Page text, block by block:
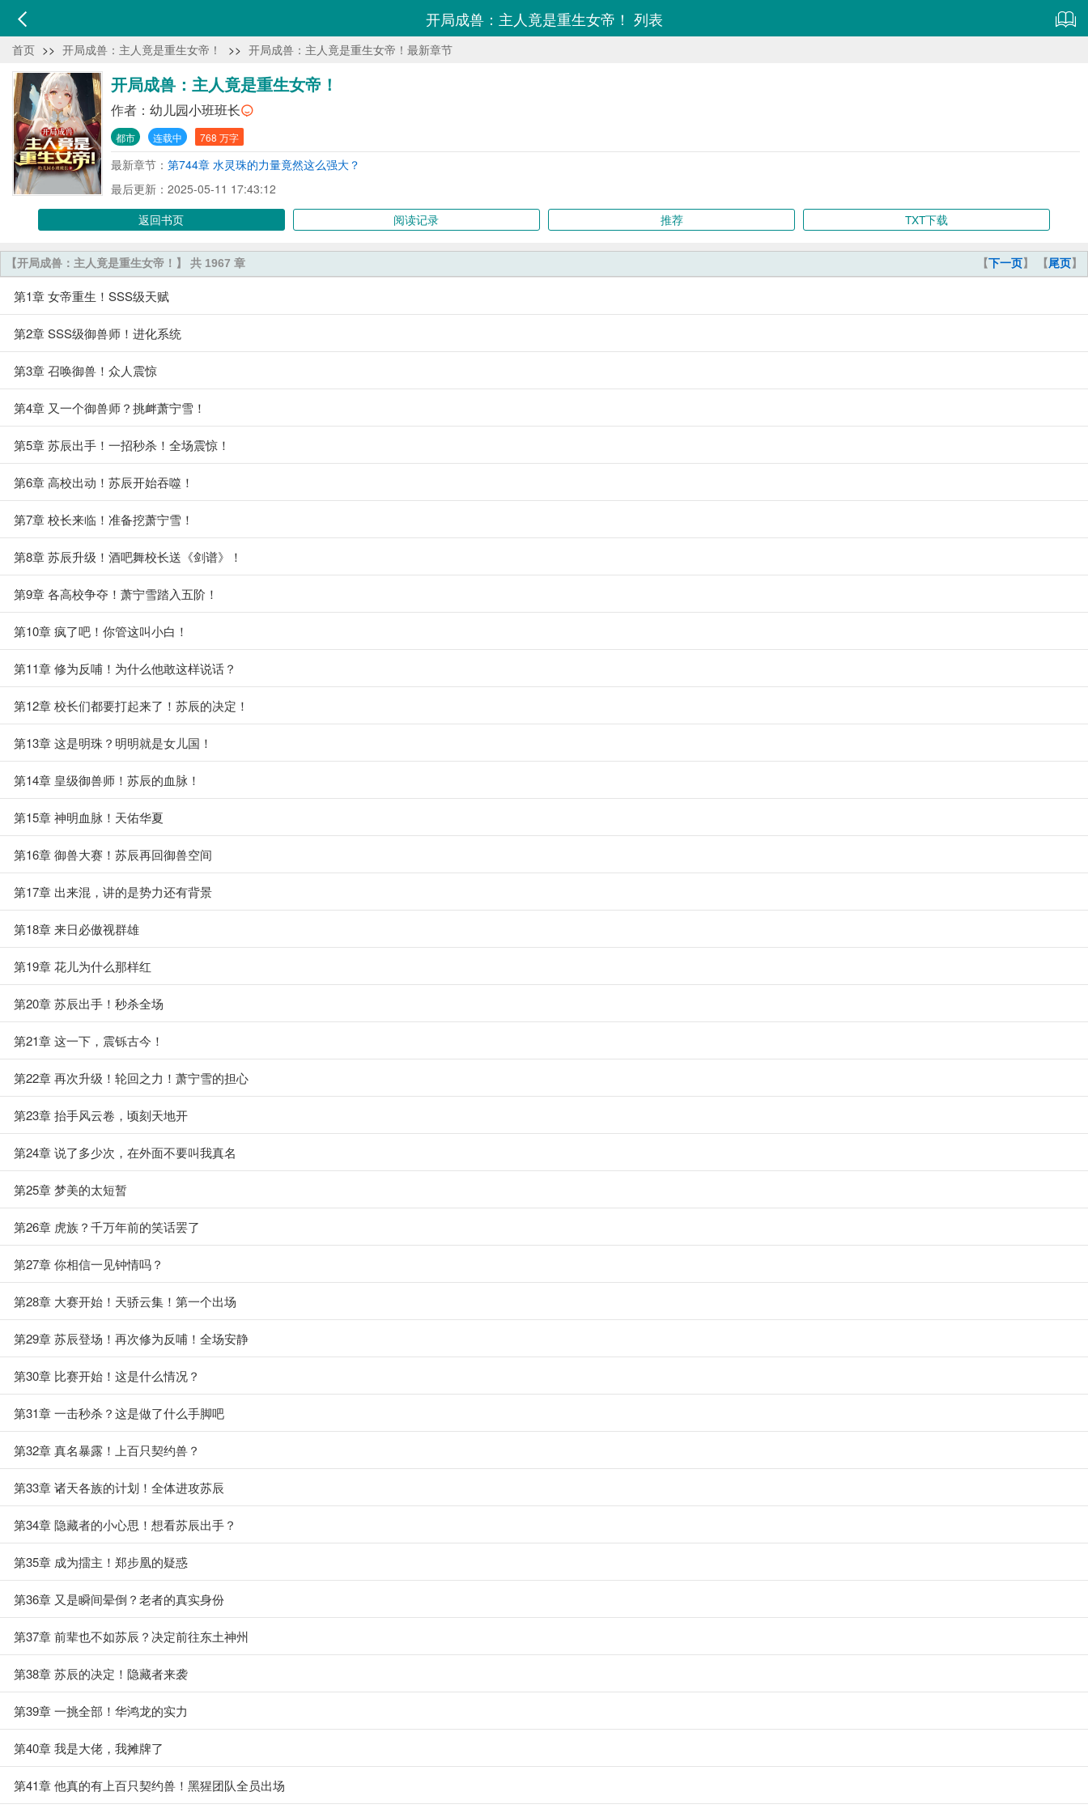
开局成兽：主人竟是重生女帝！ 列表
首页 >> 开局成兽：主人竟是重生女帝！ >> 开局成兽：主人竟是重生女帝！最新章节
开局成兽：主人竟是重生女帝！
作者： 幼儿园小班班长
都市 连载中 768 万字
最新章节： 第744章 水灵珠的力量竟然这么强大？
最后更新：2025-05-11 17:43:12
返回书页
阅读记录 推荐 TXT下载
【下一页】 【尾页】
【开局成兽：主人竟是重生女帝！】 共 1967 章
第1章 女帝重生！SSS级天赋
第2章 SSS级御兽师！进化系统
第3章 召唤御兽！众人震惊
第4章 又一个御兽师？挑衅萧宁雪！
第5章 苏辰出手！一招秒杀！全场震惊！
第6章 高校出动！苏辰开始吞噬！
第7章 校长来临！准备挖萧宁雪！
第8章 苏辰升级！酒吧舞校长送《剑谱》！
第9章 各高校争夺！萧宁雪踏入五阶！
第10章 疯了吧！你管这叫小白！
第11章 修为反哺！为什么他敢这样说话？
第12章 校长们都要打起来了！苏辰的决定！
第13章 这是明珠？明明就是女儿国！
第14章 皇级御兽师！苏辰的血脉！
第15章 神明血脉！天佑华夏
第16章 御兽大赛！苏辰再回御兽空间
第17章 出来混，讲的是势力还有背景
第18章 来日必傲视群雄
第19章 花儿为什么那样红
第20章 苏辰出手！秒杀全场
第21章 这一下，震铄古今！
第22章 再次升级！轮回之力！萧宁雪的担心
第23章 抬手风云卷，顷刻天地开
第24章 说了多少次，在外面不要叫我真名
第25章 梦美的太短暂
第26章 虎族？千万年前的笑话罢了
第27章 你相信一见钟情吗？
第28章 大赛开始！天骄云集！第一个出场
第29章 苏辰登场！再次修为反哺！全场安静
第30章 比赛开始！这是什么情况？
第31章 一击秒杀？这是做了什么手脚吧
第32章 真名暴露！上百只契约兽？
第33章 诸天各族的计划！全体进攻苏辰
第34章 隐藏者的小心思！想看苏辰出手？
第35章 成为擂主！郑步凰的疑惑
第36章 又是瞬间晕倒？老者的真实身份
第37章 前辈也不如苏辰？决定前往东土神州
第38章 苏辰的决定！隐藏者来袭
第39章 一挑全部！华鸿龙的实力
第40章 我是大佬，我摊牌了
第41章 他真的有上百只契约兽！黑猩团队全员出场